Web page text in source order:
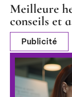
Meilleure
conseils et
Publicité